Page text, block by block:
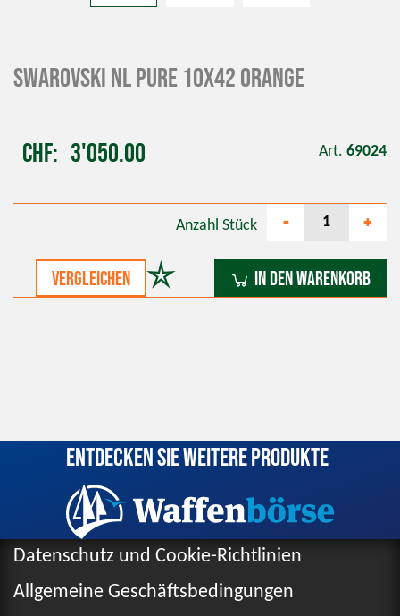
SWAROVSKI NL Pure 10x42 orange
CHF 3'050.00 Art. 69024
vergleichen
Anzahl Stück - +
In den Warenkorb
Entdecken Sie weitere Produkte
Datenschutz und Cookie-Richtlinien
Allgemeine Geschäftsbedingungen